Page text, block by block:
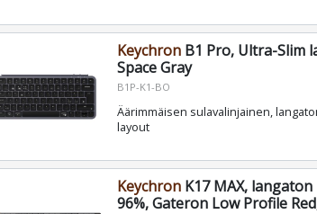
KeychronB1 Pro, Ultra-Slim
Space Gray
B1P-K1-BO
Äärimmäisen sulavalinjainen,
layout
KeychronK17 MAX,
96%, Gateron Low Profile